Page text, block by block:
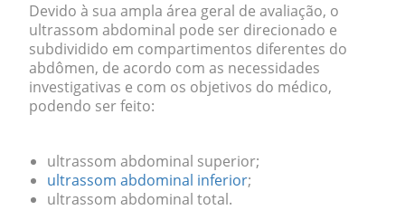
Devido à sua ampla área geral de avaliação, o
ultrassom abdominal pode ser direcionado e
subdividido em compartimentos diferentes do
abdômen, de acordo com as necessidades
investigativas e com os objetivos do médico,
podendo ser feito:
ultrassom abdominal superior;
ultrassom abdominal inferior;
ultrassom abdominal total.